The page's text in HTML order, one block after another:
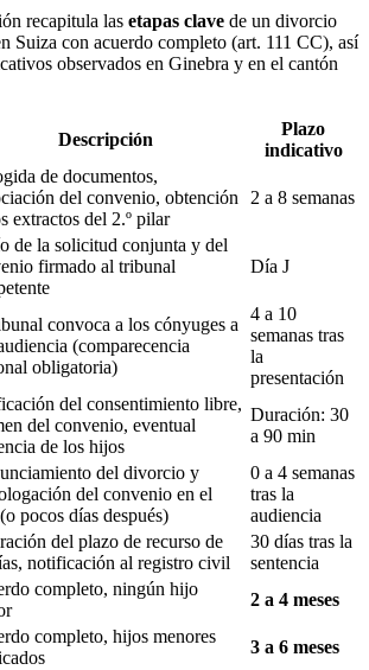
recapitula las etapas clave de un divorcio
Suiza con acuerdo completo (art. 111 CC), así
observados en Ginebra y en el cantón
Descripción
Plazo
indicativo
de documentos,
del convenio, obtención
extractos del 2.º pilar
2 a 8 semanas
de la solicitud conjunta y del
firmado al tribunal
Día J
convoca a los cónyuges a
(comparecencia
obligatoria)
4 a 10
semanas tras
la
presentación
del consentimiento libre,
del convenio, eventual
de los hijos
Duración: 30
a 90 min
del divorcio y
del convenio en el
pocos días después)
0 a 4 semanas
tras la
audiencia
del plazo de recurso de
notificación al registro civil
30 días tras la
sentencia
completo, ningún hijo
2 a 4 meses
completo, hijos menores
3 a 6 meses